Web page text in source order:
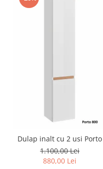
Dulap inalt cu 2 usi Porto
1.100,00 Lei
880,00 Lei